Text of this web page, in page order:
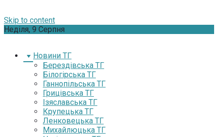
Skip to content
Неділя, 9 Серпня
Новини ТГ
Берездівська ТГ
Білогірська ТГ
Ганнопільська ТГ
Грицівська ТГ
Ізяславська ТГ
Крупецька ТГ
Ленковецька ТГ
Михайлюцька ТГ